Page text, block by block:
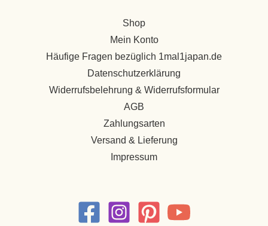
Shop
Mein Konto
Häufige Fragen bezüglich 1mal1japan.de
Datenschutzerklärung
Widerrufsbelehrung & Widerrufsformular
AGB
Zahlungsarten
Versand & Lieferung
Impressum